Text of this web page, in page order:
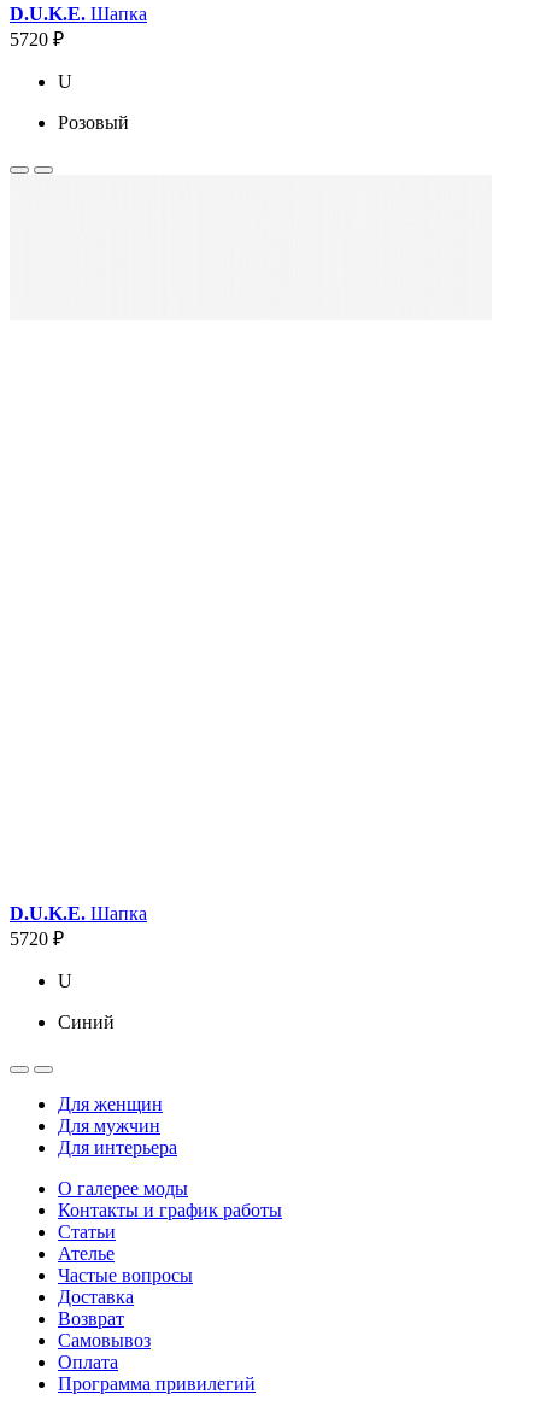
D.U.K.E. Шапка
5720 ₽
U
Розовый
D.U.K.E. Шапка
5720 ₽
U
Синий
Для женщин
Для мужчин
Для интерьера
О галерее моды
Контакты и график работы
Статьи
Ателье
Частые вопросы
Доставка
Возврат
Самовывоз
Оплата
Программа привилегий